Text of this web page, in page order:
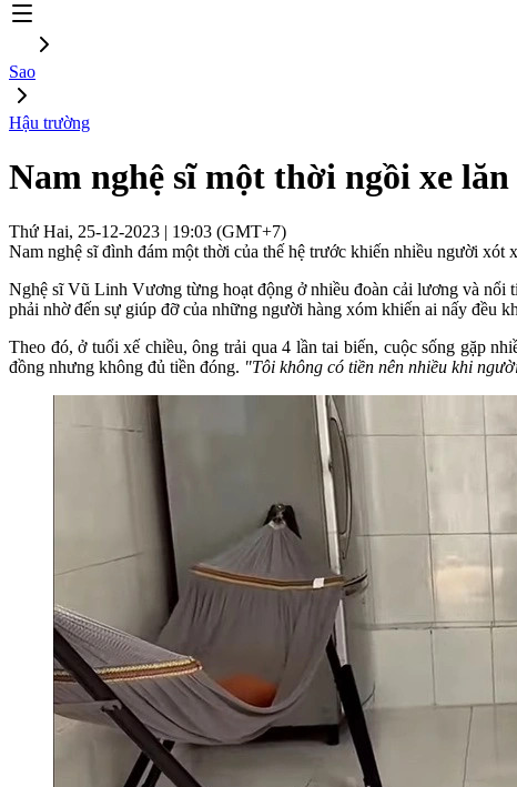
Sao
Hậu trường
Nam nghệ sĩ một thời ngồi xe
Thứ Hai, 25-12-2023 | 19:03 (GMT+7)
Nam nghệ sĩ đình đám một thời của thế hệ trước khiến nhiều người
Nghệ sĩ Vũ Linh Vương từng hoạt động ở nhiều đoàn cải lương và
phải nhờ đến sự giúp đỡ của những người hàng xóm khiến ai nấy đều
Theo đó, ở tuổi xế chiều, ông trải qua 4 lần tai biến, cuộc sống gặp
đồng nhưng không đủ tiền đóng. "Tôi không có tiền nên nhiều khi